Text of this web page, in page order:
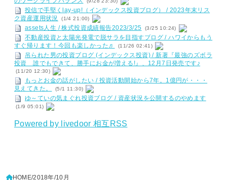
投信で手堅くlay-up!（インデックス投資ブログ） / 2023年末リス
ク資産運用状況
(1/4 21:00)
assets人生 / 株式投資成績報告2023/3/25 (3/25 10:24)
不動産投資と太陽光発電で脱サラを目指すブログ / ハワイからもう
すぐ帰ります！今回も楽しかった♬
(11/26 02:41)
吊られた男の投資ブログ (インデックス投資) / 新著『最強のズボラ
投資 誰でもできて、勝手にお金が増える!』、12月7日発売です♪
(11/20 12:30)
もっとお金の話がしたい / 投資活動開始から7年。1億円が・・・
見えてきた。
(5/1 11:30)
ゆ～ていの気まぐれ投資ブログ / 資産状況を公開するのやめます
(1/9 05:01)
Powered by livedoor 相互RSS
HOME 2018年 10月